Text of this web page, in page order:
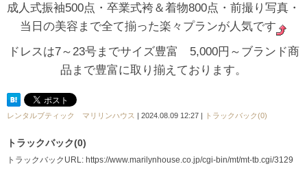
成人式振袖500点・卒業式袴＆着物800点・前撮り写真・
当日の美容まで全て揃った楽々プランが人気です
ドレスは7～23号までサイズ豊富 5,000円～ブランド商
品まで豊富に取り揃えております。
レンタルブティック マリリンハウス | 2024.08.09 12:27 | トラックバック(0)
トラックバック(0)
トラックバックURL: https://www.marilynhouse.co.jp/cgi-bin/mt/mt-tb.cgi/3129